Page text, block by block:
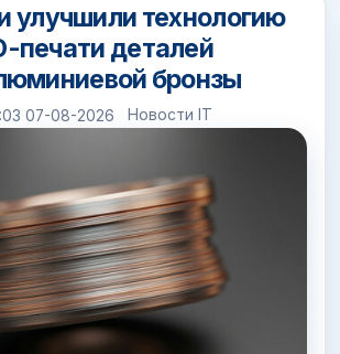
улучшили технологию
печати деталей
бронзы
07-08-2026 Новости IT